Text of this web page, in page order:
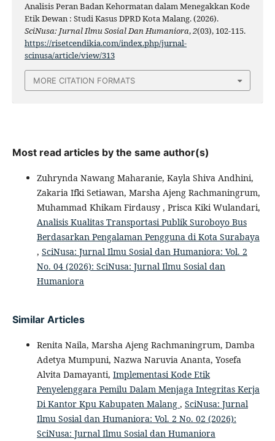
Analisis Peran Badan Kehormatan dalam Menegakkan Kode
Etik Dewan : Studi Kasus DPRD Kota Malang. (2026).
SciNusa: Jurnal Ilmu Sosial Dan Humaniora,2(03), 102-115.
https://risetcendikia.com/index.php/jurnal-
scinusa/article/view/313
MORE CITATION FORMATS
Most read articles by the same author(s)
Zuhrynda Nawang Maharanie, Kayla Shiva Andhini,
Zakaria Ifki Setiawan, Marsha Ajeng Rachmaningrum,
Muhammad Khikam Firdausy , Prisca Kiki Wulandari,
Analisis Kualitas Transportasi Publik Suroboyo Bus
Berdasarkan Pengalaman Pengguna di Kota Surabaya
, SciNusa: Jurnal Ilmu Sosial dan Humaniora: Vol. 2
No. 04 (2026): SciNusa: Jurnal Ilmu Sosial dan
Humaniora
Similar Articles
Renita Naila, Marsha Ajeng Rachmaningrum, Damba
Adetya Mumpuni, Nazwa Naruvia Ananta, Yosefa
Alvita Damayanti, Implementasi Kode Etik
Penyelenggara Pemilu Dalam Menjaga Integritas Kerja
Di Kantor Kpu Kabupaten Malang , SciNusa: Jurnal
Ilmu Sosial dan Humaniora: Vol. 2 No. 02 (2026):
SciNusa: Jurnal Ilmu Sosial dan Humaniora